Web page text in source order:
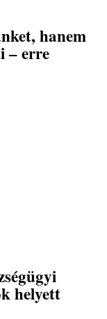
hanem
– erre
helyett